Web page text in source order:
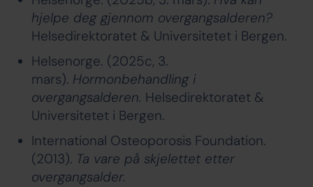
hjelpe deg gjennom overgangsalderen?
Helsedirektoratet & Universitetet i Bergen.
Helsenorge. (2025c, 3.
mars). Hormonbehandling i
overgangsalderen. Helsedirektoratet &
Universitetet i Bergen.
International Osteoporosis Foundation.
(2013). Ta vare på skjelettet etter
overgangsalder.